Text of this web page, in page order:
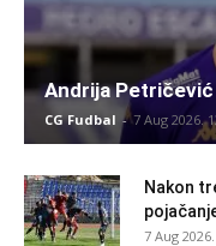
Andrija
CG Fudbal - 7 Aug 2026.
Nakon
7 Aug